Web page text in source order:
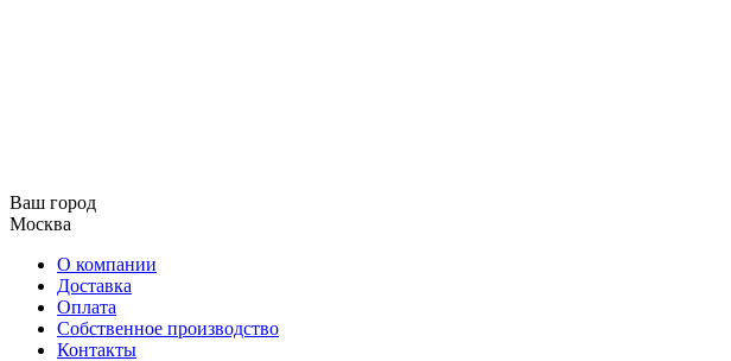
Ваш город
Москва
О компании
Доставка
Оплата
Собственное производство
Контакты